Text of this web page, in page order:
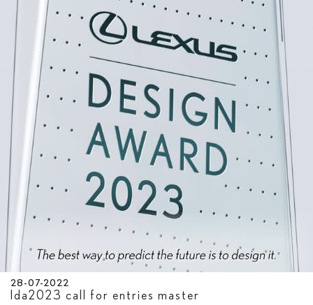
28-07-2022
lda2023 call for entries master